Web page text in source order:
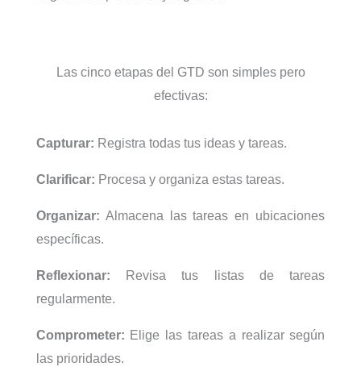
Las cinco etapas del GTD son simples pero
efectivas:
Capturar: Registra todas tus ideas y tareas.
Clarificar: Procesa y organiza estas tareas.
Organizar: Almacena las tareas en ubicaciones
específicas.
Reflexionar: Revisa tus listas de tareas
regularmente.
Comprometer: Elige las tareas a realizar según
las prioridades.